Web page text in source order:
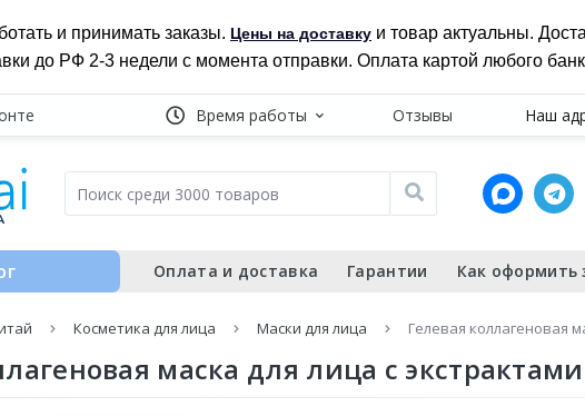
и принимать заказы. Цены на доставку и товар актуальны.
до РФ 2-3 недели с момента отправки. Оплата картой любого
Время работы Отзывы Наш
Оплата и доставка Гарантии Как оформить
Косметика для лица Маски для лица Гелевая коллагеновая
маска для лица с